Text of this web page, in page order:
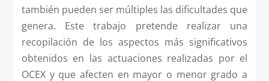
también pueden ser múltiples las dificultades que
genera. Este trabajo pretende realizar una
recopilación de los aspectos más significativos
obtenidos en las actuaciones realizadas por el
OCEX y que afecten en mayor o menor grado a